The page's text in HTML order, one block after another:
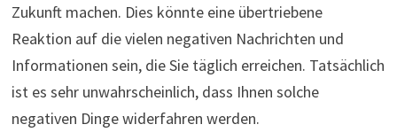
Zukunft machen. Dies könnte eine übertriebene
Reaktion auf die vielen negativen Nachrichten und
Informationen sein, die Sie täglich erreichen. Tatsächlich
ist es sehr unwahrscheinlich, dass Ihnen solche
negativen Dinge widerfahren werden.